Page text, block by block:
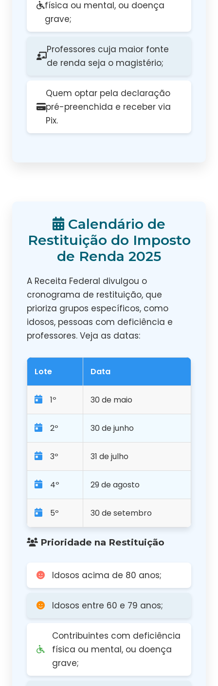
física ou mental, ou doença
grave;
Professores cuja maior fonte
de renda seja o magistério;
Quem optar pela declaração
pré-preenchida e receber via
Pix.
Calendário de
Restituição do Imposto
de Renda 2025
A Receita Federal divulgou o
cronograma de restituição, que
prioriza grupos específicos, como
idosos, pessoas com deficiência e
professores. Veja as datas:
Lote Data
1º 30 de maio
2º 30 de junho
3º 31 de julho
4º 29 de agosto
5º 30 de setembro
Prioridade na Restituição
Idosos acima de 80 anos;
Idosos entre 60 e 79 anos;
Contribuintes com deficiência
física ou mental, ou doença
grave;